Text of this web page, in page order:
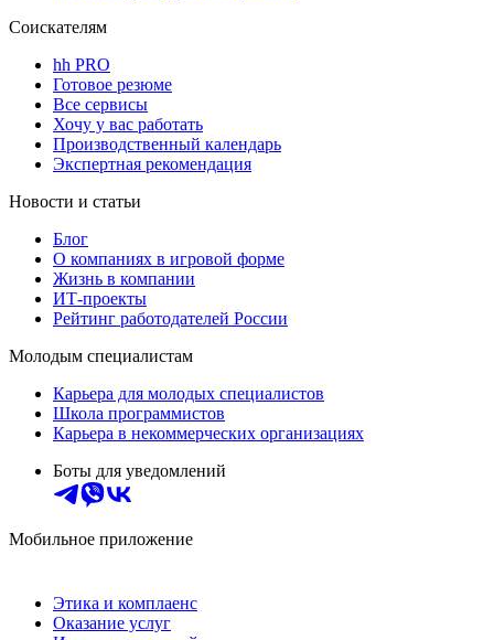
Соискателям
hh PRO
Готовое резюме
Все сервисы
Хочу у вас работать
Производственный календарь
Экспертная рекомендация
Новости и статьи
Блог
О компаниях в игровой форме
Жизнь в компании
ИТ-проекты
Рейтинг работодателей России
Молодым специалистам
Карьера для молодых специалистов
Школа программистов
Карьера в некоммерческих организациях
Боты для уведомлений
Мобильное приложение
Этика и комплаенс
Оказание услуг